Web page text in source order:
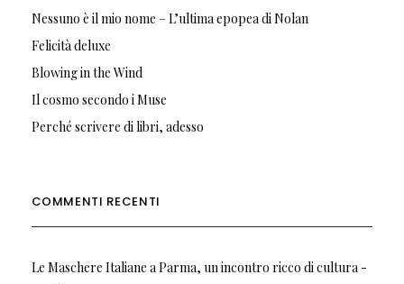
Nessuno è il mio nome – L’ultima epopea di Nolan
Felicità deluxe
Blowing in the Wind
Il cosmo secondo i Muse
Perché scrivere di libri, adesso
COMMENTI RECENTI
Le Maschere Italiane a Parma, un incontro ricco di cultura -